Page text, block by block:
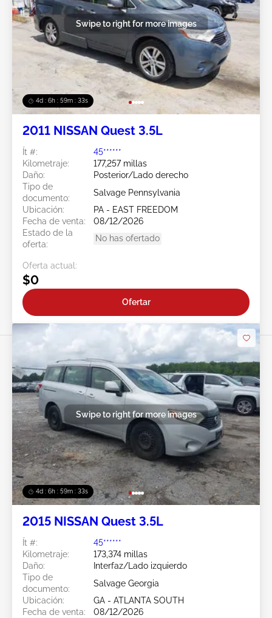
4d : 6h : 59m : 31s
Swipe to right for more images
2011 NISSAN Quest 3.5L
Ít #:
45******
Kilometraje:
177,257 millas
Daño:
Posterior/Lado derecho
Tipo de
documento:
Salvage Pennsylvania
Ubicación:
PA - EAST FREEDOM
Fecha de venta:
08/12/2026
Estado de la
oferta:
No has ofertado
Oferta actual:
$0
Ofertar
4d : 6h : 59m : 31s
Swipe to right for more images
2015 NISSAN Quest 3.5L
Ít #:
45******
Kilometraje:
173,374 millas
Daño:
Interfaz/Lado izquierdo
Tipo de
documento:
Salvage Georgia
Ubicación:
GA - ATLANTA SOUTH
Fecha de venta:
08/12/2026